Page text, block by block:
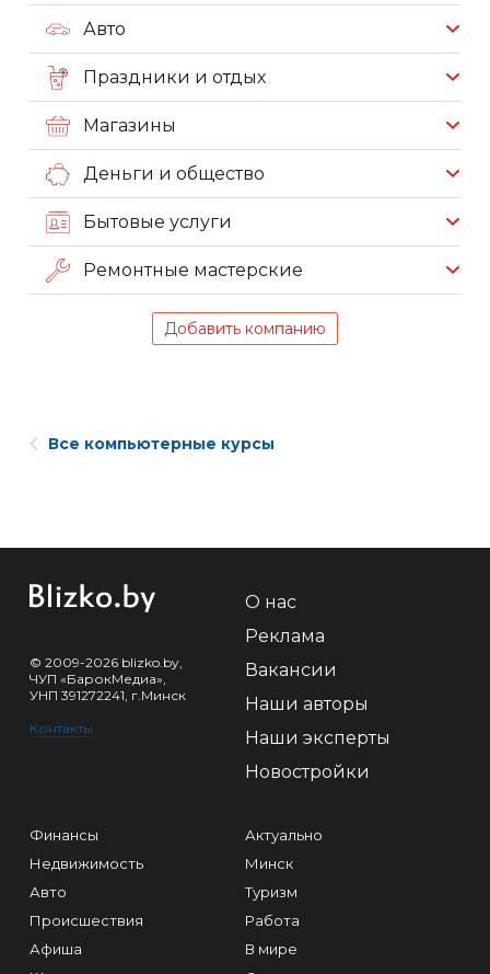
Авто
Праздники и отдых
Магазины
Деньги и общество
Бытовые услуги
Ремонтные мастерские
Добавить компанию
Все компьютерные курсы
© 2009-2026 blizko.by,
ЧУП «БарокМедиа»,
УНП 391272241, г.Минск
Контакты
О нас
Реклама
Вакансии
Наши авторы
Наши эксперты
Новостройки
Финансы
Недвижимость
Авто
Происшествия
Афиша
Актуально
Минск
Туризм
Работа
В мире